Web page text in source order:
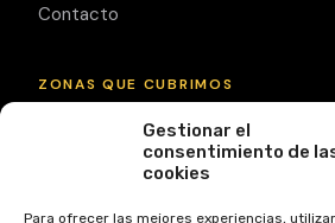
Gestionar el
consentimiento de
cookies
Para ofrecer las mejores experiencias,
Contacto
ZONAS QUE CUBRIMOS
Mojácar
Pulpí